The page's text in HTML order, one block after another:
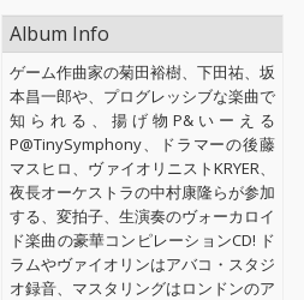
Album Info
ゲーム作曲家の菊田裕樹、下田祐、坂
本昌一郎や、プログレッシブな楽曲で
知られる、揚げ物P&いーえる
P@TinySymphony、ドラマーの後藤
マスヒロ、ヴァイオリニストKRYER、
夜長オーケストラの中村康隆らが参加
する、変拍子、生演奏のヴォーカロイ
ド楽曲の豪華コンピレーションCD! ド
ラムやヴァイオリンはアバコ・スタジ
オ録音、マスタリングはロンドンのア